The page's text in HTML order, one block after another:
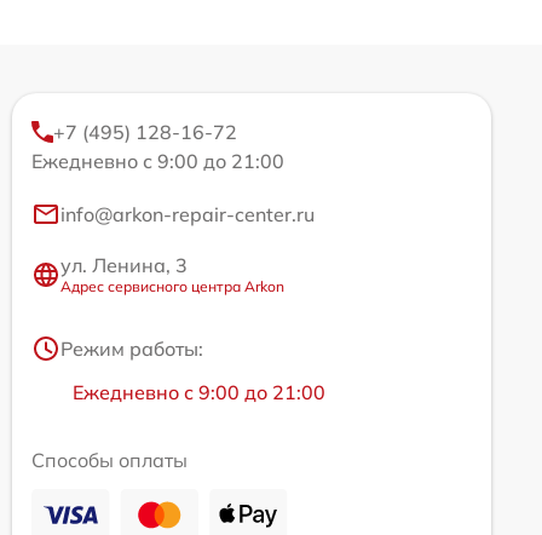
+7 (495) 128-16-72
Ежедневно с 9:00 до 21:00
info@arkon-repair-center.ru
ул. Ленина, 3
Адрес сервисного центра Arkon
Режим работы:
Ежедневно с 9:00 до 21:00
Способы оплаты